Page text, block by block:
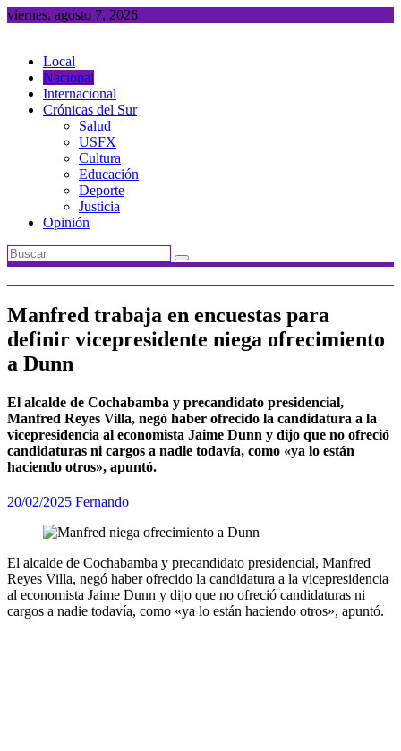
Saltar
viernes, agosto 7, 2026
Local
Nacional
Internacional
Crónicas del Sur
Salud
USFX
Cultura
Educación
Deporte
Justicia
Opinión
Manfred trabaja en encuestas para
definir vicepresidente niega ofrecimiento
a Dunn
El alcalde de Cochabamba y precandidato presidencial,
Manfred Reyes Villa, negó haber ofrecido la candidatura a la
vicepresidencia al economista Jaime Dunn y dijo que no ofreció
candidaturas ni cargos a nadie todavía, como «ya lo están
haciendo otros», apuntó.
20/02/2025 Fernando
El alcalde de Cochabamba y precandidato presidencial, Manfred
Reyes Villa, negó haber ofrecido la candidatura a la vicepresidencia
al economista Jaime Dunn y dijo que no ofreció candidaturas ni
cargos a nadie todavía, como «ya lo están haciendo otros», apuntó.